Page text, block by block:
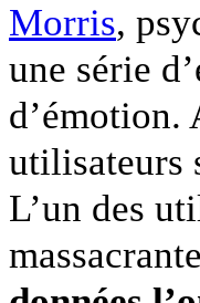
Morris,
une série
d’émotion.
utilisateurs
L’un des